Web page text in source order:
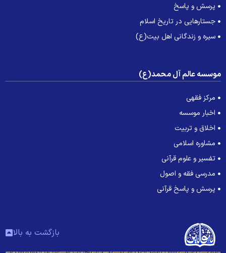
پرسش و پاسخ
جستارهایی در تاریخ اسلام
سیره و زندگانی اهل بیت(ع)
عالم آل محمد(ع)
مرکز فقهی
اخبار موسسه
اخلاق و تربیت
مشاوره اسلامی
تفسیر و علوم قرآنی
مدرسی فقه و اصول
پرسش و پاسخ قرآنی
بازگشت به بالا